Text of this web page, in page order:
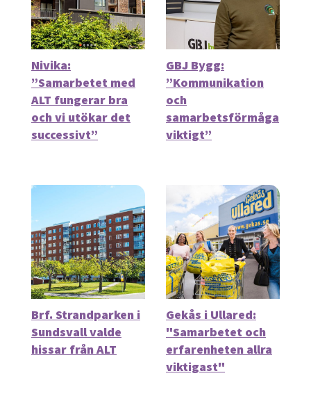
Nivika:
”Samarbetet med
ALT fungerar bra
och vi utökar det
successivt”
GBJ Bygg:
”Kommunikation
och
samarbetsförmåga
viktigt”
Brf. Strandparken i
Sundsvall valde
hissar från ALT
Gekås i Ullared:
"Samarbetet och
erfarenheten allra
viktigast"